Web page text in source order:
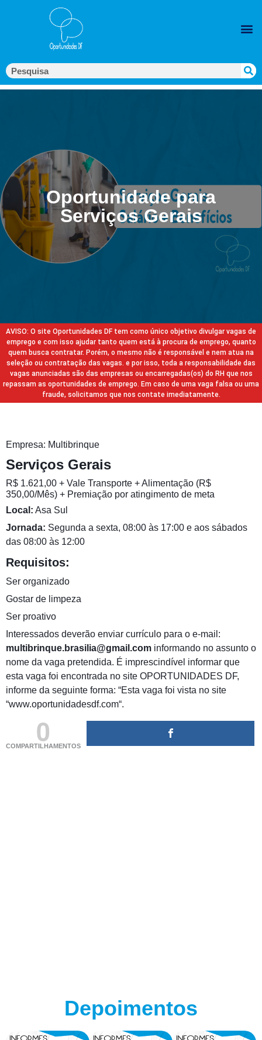
Oportunidade para
Serviços Gerais
AVISO: O site Oportunidades DF tem como único objetivo divulgar vagas de
emprego e com isso ajudar tanto quem está à procura de emprego, quanto
quem busca contratar. Porém, o mesmo não é responsável e nem atua na
seleção ou contratação das vagas. e por isso, toda a responsabilidade das
vagas anunciadas são das empresas ou encarregadas(os) do RH que nos
repassam as oportunidades de emprego. Em caso de uma vaga falsa ou uma
fraude, solicitamos que nos contate imediatamente.
Empresa: Multibrinque
Serviços Gerais
R$ 1.621,00 + Vale Transporte + Alimentação (R$
350,00/Mês) + Premiação por atingimento de meta
Local: Asa Sul
Jornada: Segunda a sexta, 08:00 às 17:00 e aos sábados
das 08:00 às 12:00
Requisitos:
Ser organizado
Gostar de limpeza
Ser proativo
Interessados deverão enviar currículo para o e-mail:
multibrinque.brasilia@gmail.com informando no assunto o
nome da vaga pretendida. É imprescindível informar que
esta vaga foi encontrada no site OPORTUNIDADES DF,
informe da seguinte forma: “Esta vaga foi vista no site
“www.oportunidadesdf.com“.
0
COMPARTILHAMENTOS
Depoimentos